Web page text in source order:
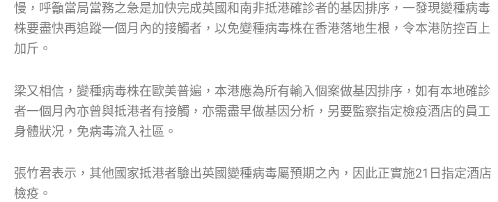
慢，呼籲當局當務之急是加快完成英國和南非抵港確診者的基因排序，一發現變種病毒
株要盡快再追蹤一個月內的接觸者，以免變種病毒株在香港落地生根，令本港防控百上
加斤。
梁又相信，變種病毒株在歐美普遍，本港應為所有輸入個案做基因排序，如有本地確診
者一個月內亦曾與抵港者有接觸，亦需盡早做基因分析，另要監察指定檢疫酒店的員工
身體狀况，免病毒流入社區。
張竹君表示，其他國家抵港者驗出英國變種病毒屬預期之內，因此正實施21日指定酒店
檢疫。